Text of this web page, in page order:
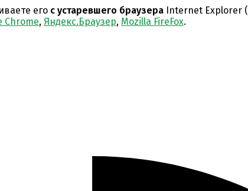
его с устаревшего браузера Internet Explorer (
Chrome, Яндекс.Браузер, Mozilla FireFox.